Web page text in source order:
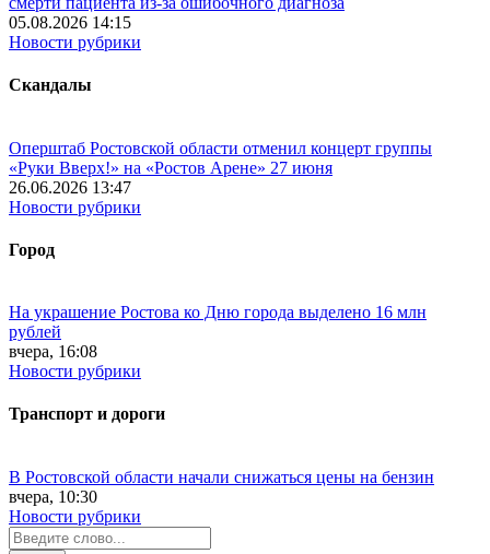
05.08.2026 14:15
Новости рубрики
Скандалы
Оперштаб Ростовской области отменил концерт группы
«Руки Вверх!» на «Ростов Арене» 27 июня
26.06.2026 13:47
Новости рубрики
Город
На украшение Ростова ко Дню города выделено 16 млн
рублей
вчера, 16:08
Новости рубрики
Транспорт и дороги
В Ростовской области начали снижаться цены на бензин
вчера, 10:30
Новости рубрики